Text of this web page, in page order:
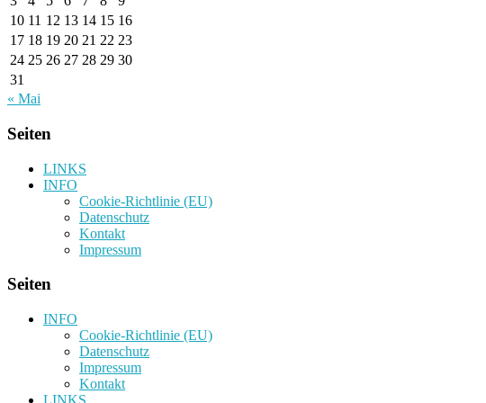
10 11 12 13 14 15 16
17 18 19 20 21 22 23
24 25 26 27 28 29 30
31
« Mai
Seiten
LINKS
INFO
Cookie-Richtlinie (EU)
Datenschutz
Kontakt
Impressum
Seiten
INFO
Cookie-Richtlinie (EU)
Datenschutz
Impressum
Kontakt
LINKS